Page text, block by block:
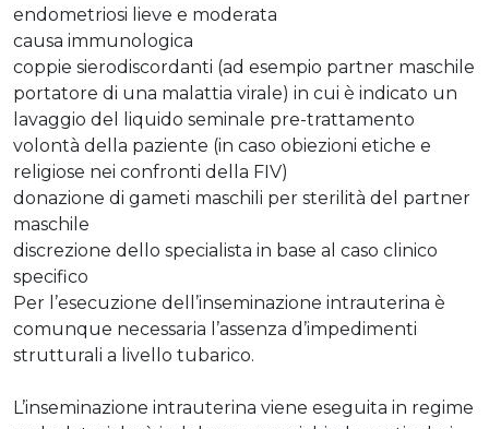
endometriosi lieve e moderata
causa immunologica
coppie sierodiscordanti (ad esempio partner maschile
portatore di una malattia virale) in cui è indicato un
lavaggio del liquido seminale pre-trattamento
volontà della paziente (in caso obiezioni etiche e
religiose nei confronti della FIV)
donazione di gameti maschili per sterilità del partner
maschile
discrezione dello specialista in base al caso clinico
specifico
Per l’esecuzione dell’inseminazione intrauterina è
comunque necessaria l’assenza d’impedimenti
strutturali a livello tubarico.
L’inseminazione intrauterina viene eseguita in regime